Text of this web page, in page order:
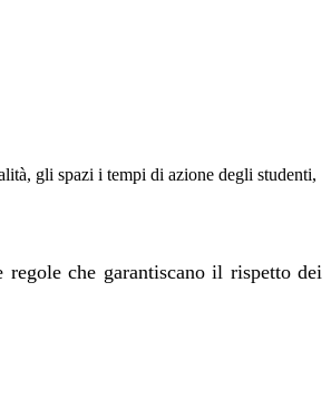
gli spazi i tempi di azione degli studenti,
che garantiscano il rispetto dei